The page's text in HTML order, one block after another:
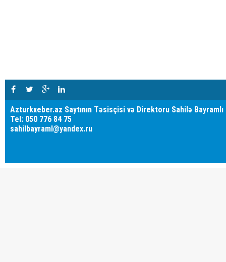
Azturkxeber.az Saytının Təsisçisi və Direktoru Sahilə Bayramlı
Tel: 050 776 84 75
sahilbayraml@yandex.ru